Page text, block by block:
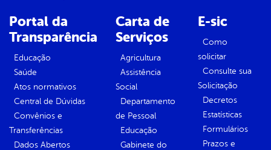
Portal da
Transparência
Educação
Saúde
Atos normativos
Central de Dúvidas
Convênios e
Transferências
Dados Abertos
Carta de
Serviços
Agricultura
Assistência
Social
Departamento
de Pessoal
Educação
Gabinete do
E-sic
Como
solicitar
Consulte sua
Solicitação
Decretos
Estatísticas
Formulários
Prazos e